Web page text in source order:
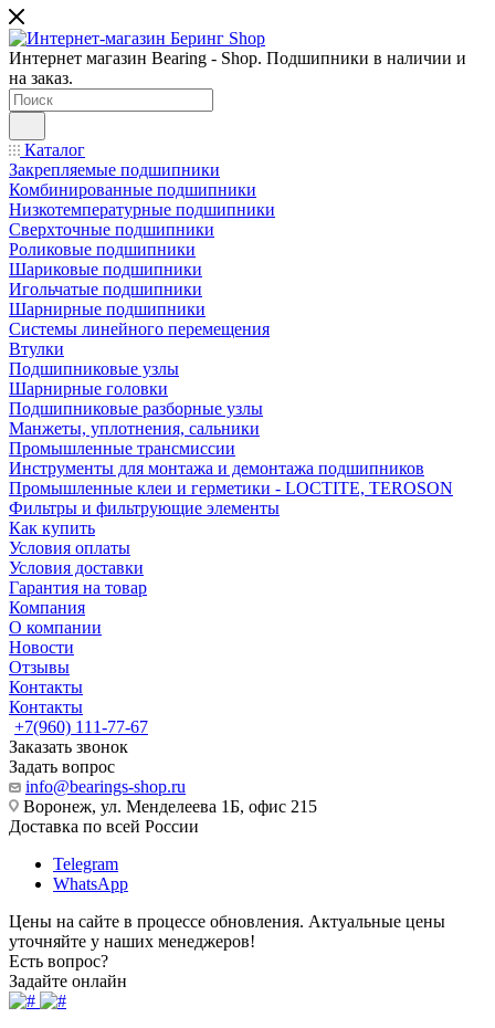
Интернет магазин Bearing - Shop. Подшипники в наличии и
на заказ.
Каталог
Закрепляемые подшипники
Комбинированные подшипники
Низкотемпературные подшипники
Сверхточные подшипники
Роликовые подшипники
Шариковые подшипники
Игольчатые подшипники
Шарнирные подшипники
Системы линейного перемещения
Втулки
Подшипниковые узлы
Шарнирные головки
Подшипниковые разборные узлы
Манжеты, уплотнения, сальники
Промышленные трансмиссии
Инструменты для монтажа и демонтажа подшипников
Промышленные клеи и герметики - LOCTITE, TEROSON
Фильтры и фильтрующие элементы
Как купить
Условия оплаты
Условия доставки
Гарантия на товар
Компания
О компании
Новости
Отзывы
Контакты
Контакты
+7(960) 111-77-67
Заказать звонок
Задать вопрос
info@bearings-shop.ru
Воронеж, ул. Менделеева 1Б, офис 215
Доставка по всей России
Telegram
WhatsApp
Цены на сайте в процессе обновления. Актуальные цены
уточняйте у наших менеджеров!
Есть вопрос?
Задайте онлайн